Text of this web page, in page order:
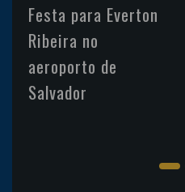
Festa para Everton
Ribeira no
aeroporto de
Salvador